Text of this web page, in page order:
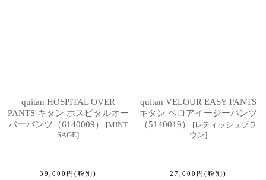
quitan HOSPITAL OVER
PANTS キタン ホスピタルオー
バーパンツ（6140009）
[MINT
SAGE]
39,000 円 (税別)
quitan VELOUR EASY PANTS
キタン ベロアイージーパンツ
（5140019）
[レディッシュブラ
ウン]
27,000 円 (税別)